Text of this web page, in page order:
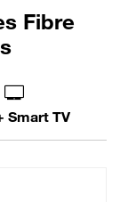
Fibre
Smart TV